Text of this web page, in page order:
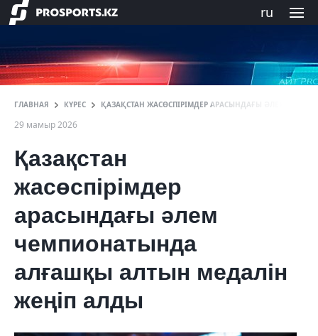
ru
ГЛАВНАЯ КҮРЕС ҚАЗАҚСТАН ЖАСӨСПІРІМДЕР АРАСЫНДАҒЫ ӘЛЕМ
29 мамыр 2026
Қазақстан
жасөспірімдер
арасындағы әлем
чемпионатында
алғашқы алтын медалін
жеңіп алды